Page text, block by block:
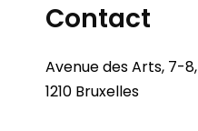
Contact
Avenue des Arts, 7-8,
1210 Bruxelles